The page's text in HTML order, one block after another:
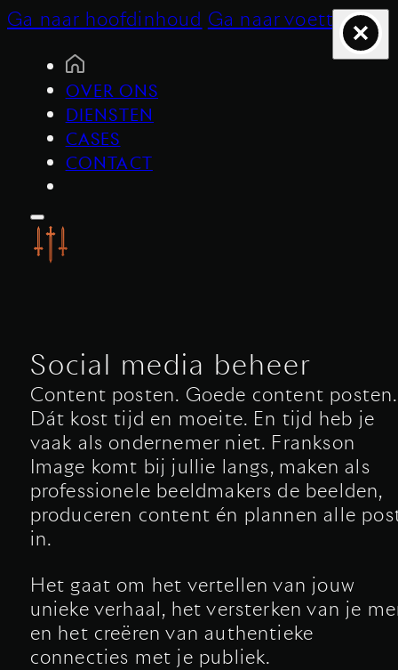
Ga naar hoofdinhoud Ga naar voettekst
OVER ONS
DIENSTEN
CASES
CONTACT
Social media beheer
Content posten. Goede content posten.
Dát kost tijd en moeite. En tijd heb je
vaak als ondernemer niet. Frankson
Image komt bij jullie langs, maken als
professionele beeldmakers de beelden,
produceren content én plannen alle
in.
Het gaat om het vertellen van jouw
unieke verhaal, het versterken van je
en het creëren van authentieke
connecties met je publiek.